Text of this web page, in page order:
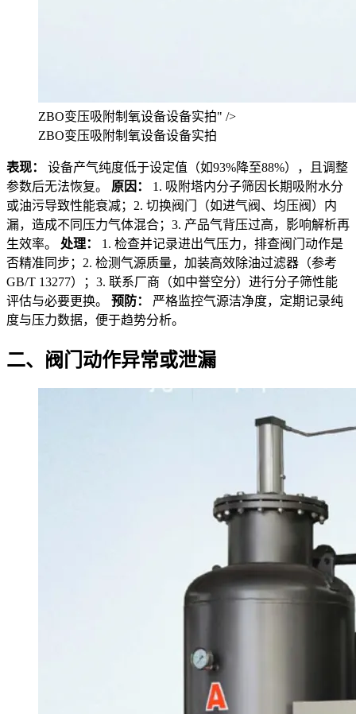
ZBO变压吸附制氧设备设备实拍" />
ZBO变压吸附制氧设备设备实拍
表现：
设备产气纯度低于设定值（如93%降至88%），且调整
参数后无法恢复。 原因：
1. 吸附塔内分子筛因长期吸附水分
或油污导致性能衰减；2. 切换阀门（如进气阀、均压阀）内
漏，造成不同压力气体混合；3. 产品气背压过高，影响解析再
生效率。 处理：
1. 检查并记录进出气压力，排查阀门动作是
否精准同步；2. 检测气源质量，加装高效除油过滤器（参考
GB/T 13277）；3. 联系厂商（如中誉空分）进行分子筛性能
评估与必要更换。 预防：
严格监控气源洁净度，定期记录纯
度与压力数据，便于趋势分析。
二、阀门动作异常或泄漏